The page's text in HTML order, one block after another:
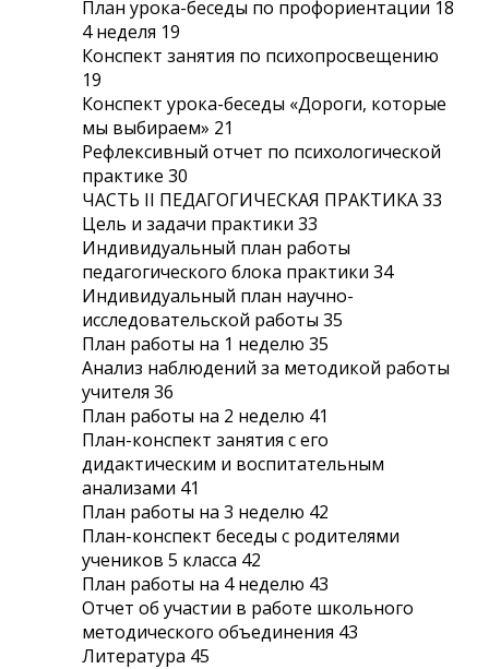
План урока-беседы по профориентации 18
4 неделя 19
Конспект занятия по психопросвещению
19
Конспект урока-беседы «Дороги, которые
мы выбираем» 21
Рефлексивный отчет по психологической
практике 30
ЧАСТЬ II ПЕДАГОГИЧЕСКАЯ ПРАКТИКА 33
Цель и задачи практики 33
Индивидуальный план работы
педагогического блока практики 34
Индивидуальный план научно-
исследовательской работы 35
План работы на 1 неделю 35
Анализ наблюдений за методикой работы
учителя 36
План работы на 2 неделю 41
План-конспект занятия с его
дидактическим и воспитательным
анализами 41
План работы на 3 неделю 42
План-конспект беседы с родителями
учеников 5 класса 42
План работы на 4 неделю 43
Отчет об участии в работе школьного
методического объединения 43
Литература 45